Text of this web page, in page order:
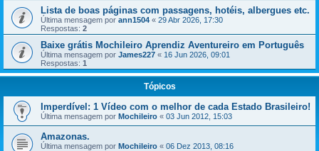
Lista de boas páginas com passagens, hotéis, albergues etc.
Última mensagem por ann1504 « 29 Abr 2026, 17:30
Respostas: 2
Baixe grátis Mochileiro Aprendiz Aventureiro em Português
Última mensagem por James227 « 16 Jun 2026, 09:01
Respostas: 1
Tópicos
Imperdível: 1 Vídeo com o melhor de cada Estado Brasileiro!
Última mensagem por Mochileiro « 03 Jun 2012, 15:03
Amazonas.
Última mensagem por Mochileiro « 06 Dez 2013, 08:16